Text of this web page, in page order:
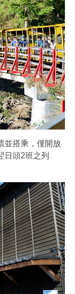
並搭乘，僅開放
日頭2班之列